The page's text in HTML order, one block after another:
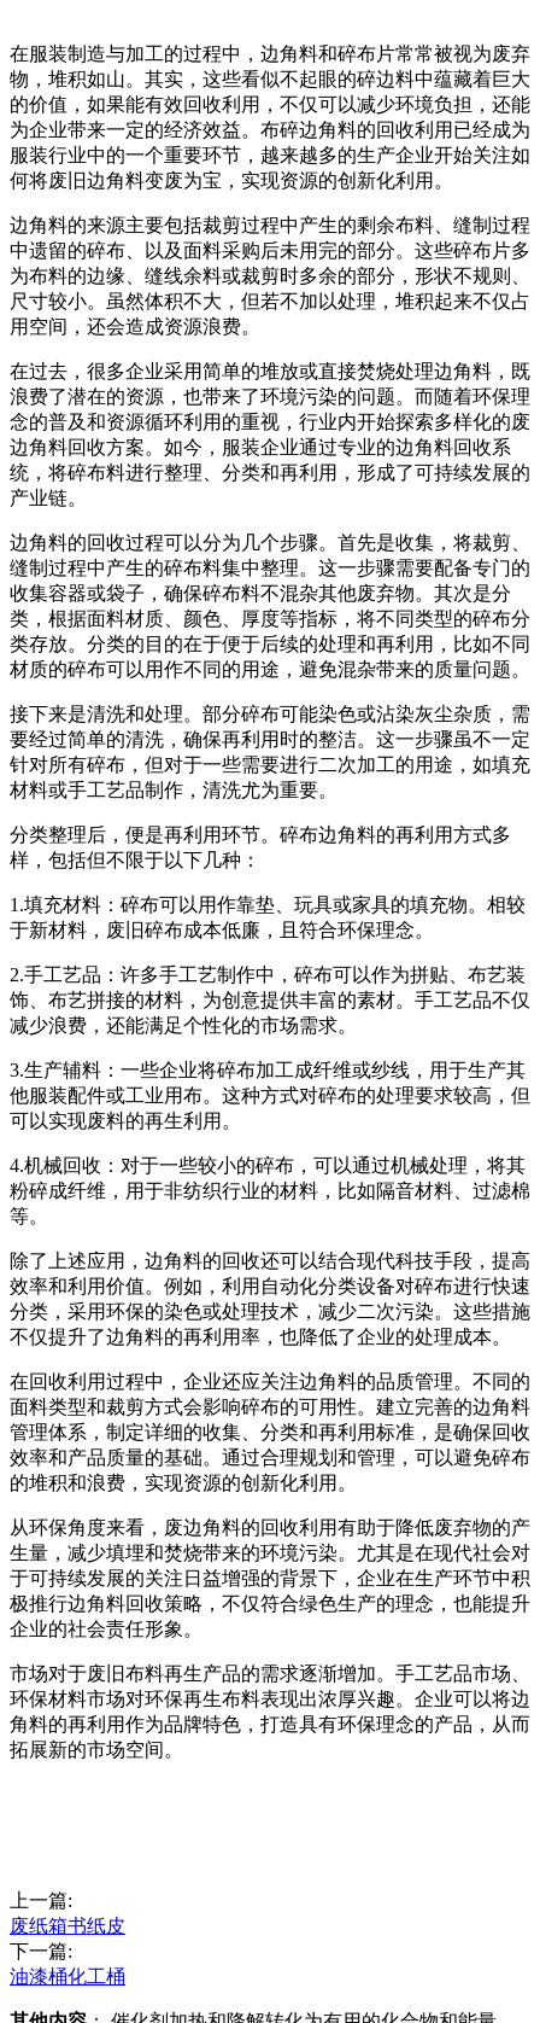
在服装制造与加工的过程中，边角料和碎布片常常被视为废弃
物，堆积如山。其实，这些看似不起眼的碎边料中蕴藏着巨大
的价值，如果能有效回收利用，不仅可以减少环境负担，还能
为企业带来一定的经济效益。布碎边角料的回收利用已经成为
服装行业中的一个重要环节，越来越多的生产企业开始关注如
何将废旧边角料变废为宝，实现资源的创新化利用。
边角料的来源主要包括裁剪过程中产生的剩余布料、缝制过程
中遗留的碎布、以及面料采购后未用完的部分。这些碎布片多
为布料的边缘、缝线余料或裁剪时多余的部分，形状不规则、
尺寸较小。虽然体积不大，但若不加以处理，堆积起来不仅占
用空间，还会造成资源浪费。
在过去，很多企业采用简单的堆放或直接焚烧处理边角料，既
浪费了潜在的资源，也带来了环境污染的问题。而随着环保理
念的普及和资源循环利用的重视，行业内开始探索多样化的废
边角料回收方案。如今，服装企业通过专业的边角料回收系
统，将碎布料进行整理、分类和再利用，形成了可持续发展的
产业链。
边角料的回收过程可以分为几个步骤。首先是收集，将裁剪、
缝制过程中产生的碎布料集中整理。这一步骤需要配备专门的
收集容器或袋子，确保碎布料不混杂其他废弃物。其次是分
类，根据面料材质、颜色、厚度等指标，将不同类型的碎布分
类存放。分类的目的在于便于后续的处理和再利用，比如不同
材质的碎布可以用作不同的用途，避免混杂带来的质量问题。
接下来是清洗和处理。部分碎布可能染色或沾染灰尘杂质，需
要经过简单的清洗，确保再利用时的整洁。这一步骤虽不一定
针对所有碎布，但对于一些需要进行二次加工的用途，如填充
材料或手工艺品制作，清洗尤为重要。
分类整理后，便是再利用环节。碎布边角料的再利用方式多
样，包括但不限于以下几种：
1.填充材料：碎布可以用作靠垫、玩具或家具的填充物。相较
于新材料，废旧碎布成本低廉，且符合环保理念。
2.手工艺品：许多手工艺制作中，碎布可以作为拼贴、布艺装
饰、布艺拼接的材料，为创意提供丰富的素材。手工艺品不仅
减少浪费，还能满足个性化的市场需求。
3.生产辅料：一些企业将碎布加工成纤维或纱线，用于生产其
他服装配件或工业用布。这种方式对碎布的处理要求较高，但
可以实现废料的再生利用。
4.机械回收：对于一些较小的碎布，可以通过机械处理，将其
粉碎成纤维，用于非纺织行业的材料，比如隔音材料、过滤棉
等。
除了上述应用，边角料的回收还可以结合现代科技手段，提高
效率和利用价值。例如，利用自动化分类设备对碎布进行快速
分类，采用环保的染色或处理技术，减少二次污染。这些措施
不仅提升了边角料的再利用率，也降低了企业的处理成本。
在回收利用过程中，企业还应关注边角料的品质管理。不同的
面料类型和裁剪方式会影响碎布的可用性。建立完善的边角料
管理体系，制定详细的收集、分类和再利用标准，是确保回收
效率和产品质量的基础。通过合理规划和管理，可以避免碎布
的堆积和浪费，实现资源的创新化利用。
从环保角度来看，废边角料的回收利用有助于降低废弃物的产
生量，减少填埋和焚烧带来的环境污染。尤其是在现代社会对
于可持续发展的关注日益增强的背景下，企业在生产环节中积
极推行边角料回收策略，不仅符合绿色生产的理念，也能提升
企业的社会责任形象。
市场对于废旧布料再生产品的需求逐渐增加。手工艺品市场、
环保材料市场对环保再生布料表现出浓厚兴趣。企业可以将边
角料的再利用作为品牌特色，打造具有环保理念的产品，从而
拓展新的市场空间。
上一篇:
废纸箱书纸皮
下一篇:
油漆桶化工桶